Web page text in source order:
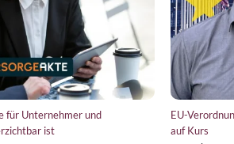
wertlos? Wieso der Weg wichtiger ist als das Ziel
2026